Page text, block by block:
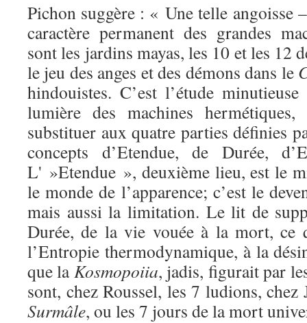
Pichon suggère : « Une telle angoisse
caractère permanent des grandes
sont les jardins mayas, les 10 et les 12
le jeu des anges et des démons dans le
hindouistes. C’est l’étude
lumière des machines
substituer aux quatre parties définies
concepts d’Etendue, de Durée,
L' »Etendue », deuxième lieu, est le
le monde de l’apparence; c’est le
mais aussi la limitation. Le lit de
Durée, de la vie vouée à la mort, ce
l’Entropie thermodynamique, à la
que laKosmopoiia, jadis, figurait par
sont, chez Roussel, les 7 ludions,
Surmâle, ou les 7 jours de la mort